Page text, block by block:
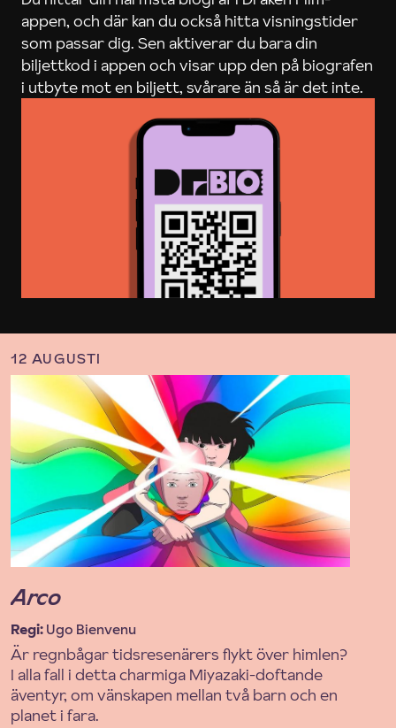
appen, och där kan du också hitta visningstider
som passar dig. Sen aktiverar du bara din
biljettkod i appen och visar upp den på biografen
i utbyte mot en biljett, svårare än så är det inte.
12 AUGUSTI
Arco
Regi:Ugo Bienvenu
Är regnbågar tidsresenärers flykt över himlen?
I alla fall i detta charmiga Miyazaki-doftande
äventyr, om vänskapen mellan två barn och en
planet i fara.